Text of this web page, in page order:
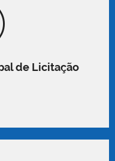
de Licitação